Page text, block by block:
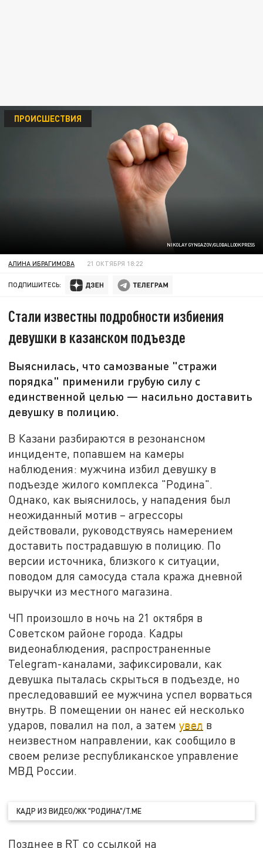
NIKOLAY GYNGAZOV/GLOBALLOOKPRESS
ПРОИСШЕСТВИЯ
АЛИНА ИБРАГИМОВА 21 ОКТЯБРЯ 18:22
ПОДПИШИТЕСЬ:
Стали известны подробности избиения
девушки в казанском подъезде
Выяснилась, что самозваные "стражи
порядка" применили грубую силу с
единственной целью — насильно доставить
девушку в полицию.
В Казани разбираются в резонансном
инциденте, попавшем на камеры
наблюдения: мужчина избил девушку в
подъезде жилого комплекса "Родина".
Однако, как выяснилось, у нападения был
неожиданный мотив – агрессоры
действовали, руководствуясь намерением
доставить пострадавшую в полицию. По
версии источника, близкого к ситуации,
поводом для самосуда стала кража дневной
выручки из местного магазина.
ЧП произошло в ночь на 21 октября в
Советском районе города. Кадры
видеонаблюдения, распространенные
Telegram-каналами, зафиксировали, как
девушка пыталась скрыться в подъезде, но
преследовавший ее мужчина успел ворваться
внутрь. В помещении он нанес ей несколько
ударов, повалил на пол, а затемувел в
неизвестном направлении, как сообщило в
своем релизе республиканское управление
МВД России.
КАДР ИЗ ВИДЕО/ЖК "РОДИНА"/T.ME
Позднее в RT со ссылкой на